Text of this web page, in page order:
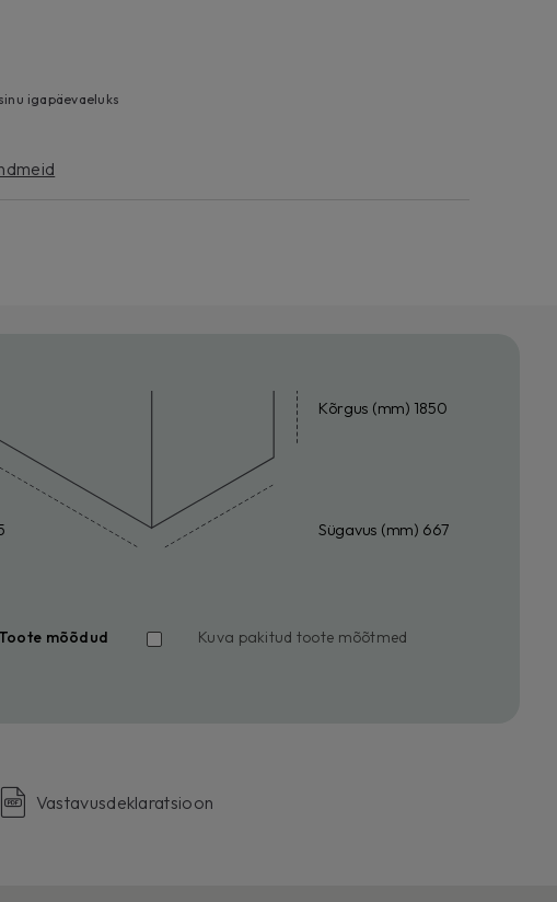
igapäevaeluks
Kõrgus (mm) 1850
Sügavus (mm) 667
Toote mõõdud Kuva pakitud toote mõõtmed
Vastavusdeklaratsioon